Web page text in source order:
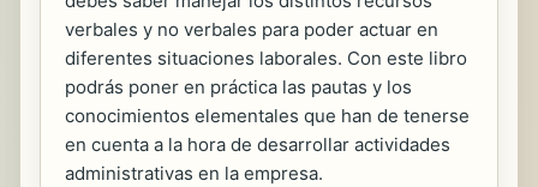
verbales y no verbales para poder actuar en
diferentes situaciones laborales. Con este libro
podrás poner en práctica las pautas y los
conocimientos elementales que han de tenerse
en cuenta a la hora de desarrollar actividades
administrativas en la empresa.